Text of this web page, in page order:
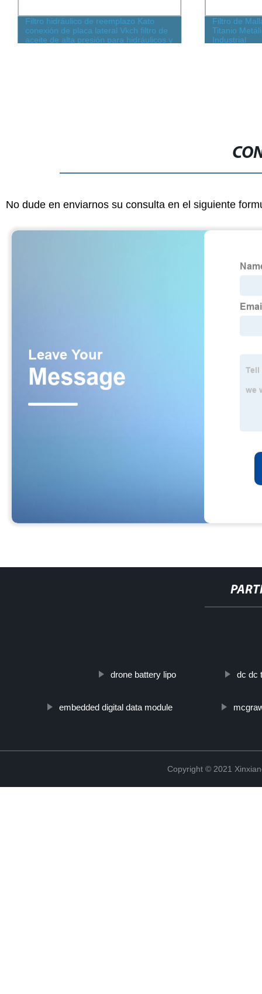
Filtro hidráulico de reemplazo Kato
conexión de placa lateral Vkch filtro de
aceite de alta presión para hidráulicos y
Filtro de
Titanio
Industrial
No dude en enviarnos su consulta en el siguiente
drone battery lipo dc dc
embedded digital data module
Copyright © 2021